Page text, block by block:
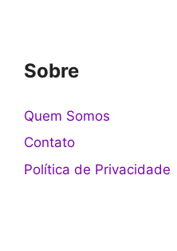
Sobre
Quem Somos
Contato
Política de Privacidade